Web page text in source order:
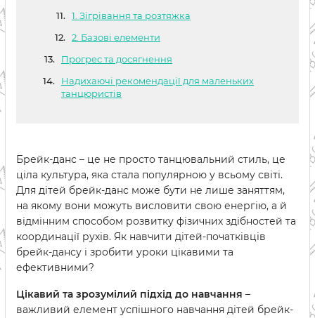
1. Зігрівання та розтяжка
2. Базові елементи
Прогрес та досягнення
Надихаючі рекомендації для маленьких
танцюристів
Брейк-данс – це не просто танцювальний стиль, це
ціла культура, яка стала популярною у всьому світі.
Для дітей брейк-данс може бути не лише заняттям,
на якому вони можуть висловити свою енергію, а й
відмінним способом розвитку фізичних здібностей та
координації рухів. Як навчити дітей-початківців
брейк-дансу і зробити уроки цікавими та
ефективними?
Цікавий та зрозумілий підхід до навчання –
важливий елемент успішного навчання дітей брейк-